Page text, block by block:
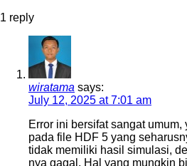
1 reply
wiratama says:
July 12, 2025 at 7:01 am
Error ini bersifat sangat
pada file HDF 5 yang
tidak memiliki hasil simulasi,
nya gagal. Hal yang mungkin